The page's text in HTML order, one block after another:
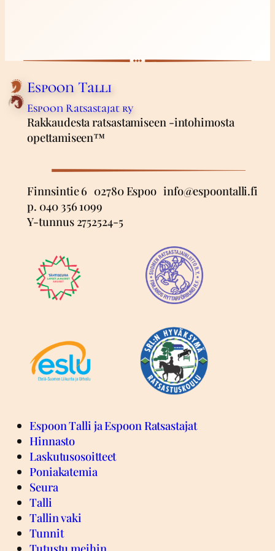
Espoon Talli
Espoon Ratsastajat ry
Rakkaudesta ratsastamiseen -intohimosta
opettamiseen™
Finnsintie 6 02780 Espoo info@espoontalli.fi
p. 040 356 1099
Y-tunnus 2752524-5
Espoon Talli ja Espoon Ratsastajat
Hinnasto
Laskutusosoitteet
Poniakatemia
Seura
Talli
Tallin vaki
Tunnit